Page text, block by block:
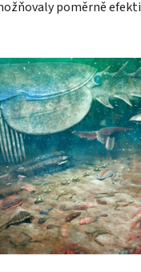
poměrně